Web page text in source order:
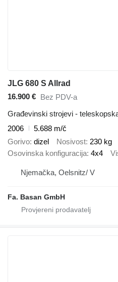
JLG 680 S Allrad
16.900 €
Bez PDV-a
Građevinski strojevi -
2006
5.688 m/č
Gorivo dizel Nosivost 230 kg
Osovinska konfiguracija 4x4
Njemačka, Oelsnitz/ V
Fa. Basan GmbH